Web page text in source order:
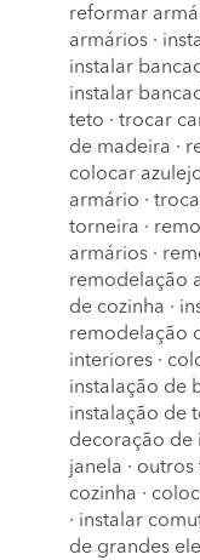
reformar
armários ·
instalar
instalar
teto ·trocar
de madeira ·
colocar
armário ·
torneira ·
armários ·
remodelação
de cozinha ·
remodelação
interiores ·
instalação de
instalação de
decoração de
janela · outros
cozinha ·
· instalar
de grandes